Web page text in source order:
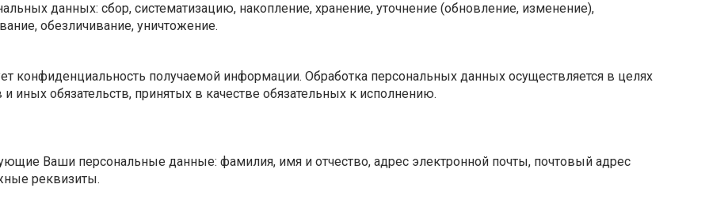
данных: сбор, систематизацию, накопление, хранение, уточнение (обновление, изменение),
обезличивание, уничтожение.
конфиденциальность получаемой информации. Обработка персональных данных осуществляется в целях
иных обязательств, принятых в качестве обязательных к исполнению.
Ваши персональные данные: фамилия, имя и отчество, адрес электронной почты, почтовый адрес
реквизиты.